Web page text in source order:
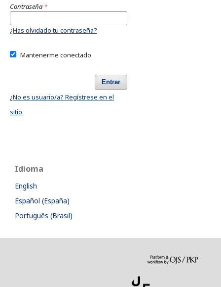
Contraseña *
¿Has olvidado tu contraseña?
Mantenerme conectado
Entrar
¿No es usuario/a? Regístrese en el
sitio
Idioma
English
Español (España)
Português (Brasil)